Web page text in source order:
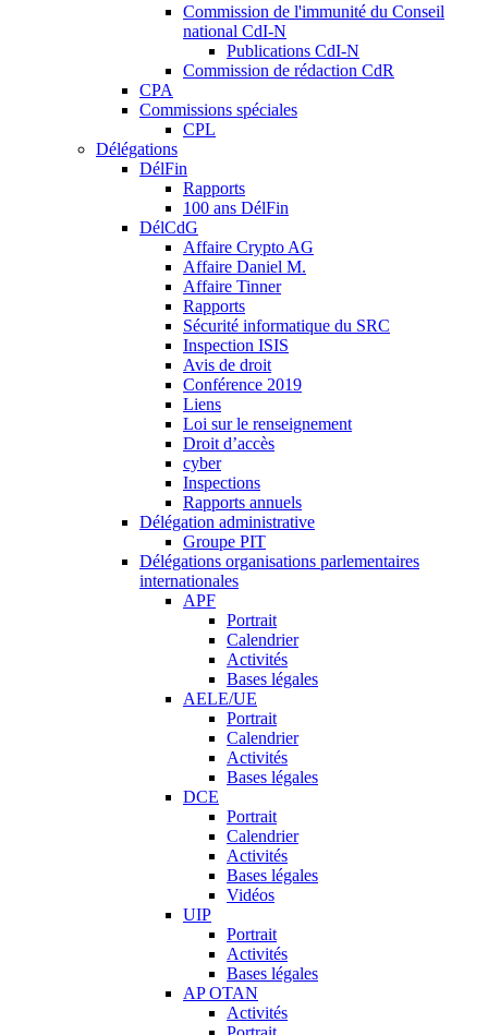
Commission de l'immunité du Conseil
national CdI-N
Publications CdI-N
Commission de rédaction CdR
CPA
Commissions spéciales
CPL
Délégations
DélFin
Rapports
100 ans DélFin
DélCdG
Affaire Crypto AG
Affaire Daniel M.
Affaire Tinner
Rapports
Sécurité informatique du SRC
Inspection ISIS
Avis de droit
Conférence 2019
Liens
Loi sur le renseignement
Droit d’accès
cyber
Inspections
Rapports annuels
Délégation administrative
Groupe PIT
Délégations organisations parlementaires
internationales
APF
Portrait
Calendrier
Activités
Bases légales
AELE/UE
Portrait
Calendrier
Activités
Bases légales
DCE
Portrait
Calendrier
Activités
Bases légales
Vidéos
UIP
Portrait
Activités
Bases légales
AP OTAN
Activités